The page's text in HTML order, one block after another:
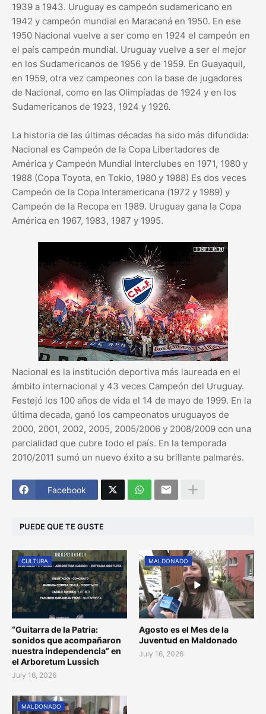
1939 a 1943. Uruguay es campeón sudamericano en
1942 y campeón mundial en Maracaná en 1950. En ese
1950 Nacional vuelve a ser como en 1924 el campeón en
el país campeón mundial. Uruguay vuelve a ser el mejor
en los Sudamericanos de 1956 y de 1959. En Guayaquil,
en 1959, otra vez campeones con la base de jugadores
de Nacional, como en las Olimpíadas de 1924 y en los
Sudamericanos de 1923, 1924 y 1926.
La historia de las últimas décadas ha sido más difundida:
Nacional es Campeón de la Copa Libertadores de
América y Campeón Mundial Interclubes en 1971, 1980 y
1988 (Copa Toyota, en Tokio, 1980 y 1988) Es dos veces
Campeón de la Copa Interamericana (1972 y 1989) y
Campeón de la Recopa en 1989. Uruguay gana la Copa
América en 1967, 1983, 1987 y 1995.
Nacional es la institución deportiva más laureada en el
ámbito internacional y 43 veces Campeón del Uruguay.
Festejó los 100 años de vida el 14 de mayo de 1999. En la
última decada, ganó los campeonatos uruguayos de
2000, 2001, 2002, 2005, 2005/2006 y 2008/2009 con una
parcialidad que cubre todo el país. En la temporada
2010/2011 sumó un nuevo éxito a su brillante palmarés.
Facebook
PUEDE QUE TE GUSTE
CULTURA
“Guitarra de la Patria:
sonidos que acompañaron
nuestra independencia” en
el Arboretum Lussich
July 16, 2026
MALDONADO
Agosto es el Mes de la
Juventud en Maldonado
July 16, 2026
MALDONADO